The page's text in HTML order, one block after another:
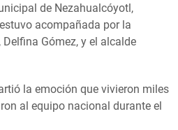
de Nezahualcóyotl,
acompañada por la
Gómez, y el alcalde
la emoción que vivieron miles
al equipo nacional durante el